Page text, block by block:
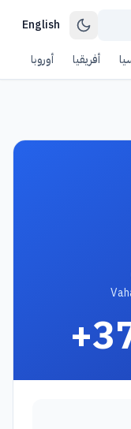
English
أفريقيا أوروبا